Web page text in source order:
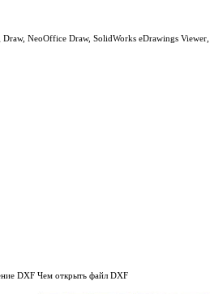
NeoOffice Draw, SolidWorks eDrawings
DXF Чем открыть файл DXF